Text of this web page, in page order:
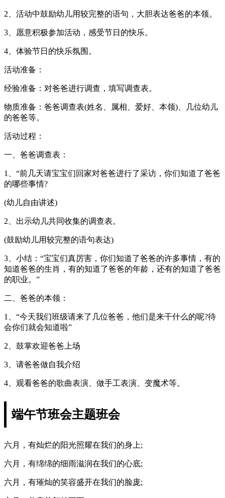
2、活动中鼓励幼儿用较完整的语句，大胆表达爸爸的本领。
3、愿意积极参加活动，感受节日的快乐。
4、体验节日的快乐氛围。
活动准备：
经验准备：对爸爸进行调查，填写调查表。
物质准备：爸爸调查表(姓名、属相、爱好、本领)、几位幼儿
的爸爸等。
活动过程：
一、爸爸调查表：
1、“前几天请宝宝们回家对爸爸进行了采访，你们知道了爸爸
的哪些事情?
(幼儿自由讲述)
2、出示幼儿共同收集的调查表。
(鼓励幼儿用较完整的语句表达)
3、小结：“宝宝们真厉害，你们知道了爸爸的许多事情，有的
知道爸爸的生肖，有的知道了爸爸的年龄，还有的知道了爸爸
的职业。”
二、爸爸的本领：
1、“今天我们班级请来了几位爸爸，他们是来干什么的呢?待
会你们就会知道啦”
2、鼓掌欢迎爸爸上场
3、请爸爸做自我介绍
4、观看爸爸的歌曲表演、做手工表演、变魔术等。
端午节班会主题班会
六月，有灿烂的阳光照耀在我们的身上;
六月，有绵绵的细雨滋润在我们的心底;
六月，有璀灿的笑容盛开在我们的脸庞;